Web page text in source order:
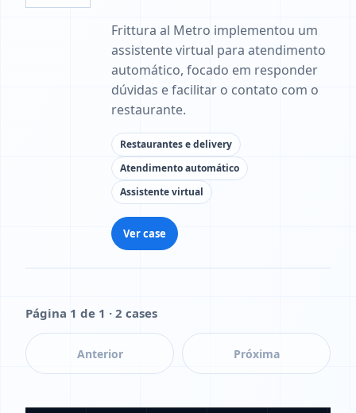
Frittura al Metro implementou um
assistente virtual para atendimento
automático, focado em responder
dúvidas e facilitar o contato com o
restaurante.
Restaurantes e delivery
Atendimento automático
Assistente virtual
Ver case
Página 1 de 1 · 2 cases
Anterior Próxima